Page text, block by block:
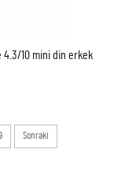
4.3/10 mini din erkek
Sonraki